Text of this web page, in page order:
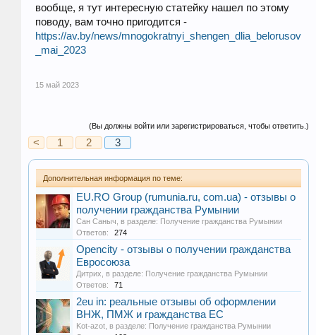
вообще, я тут интересную статейку нашел по этому
поводу, вам точно пригодится -
https://av.by/news/mnogokratnyi_shengen_dlia_belorusov
_mai_2023
15 май 2023
(Вы должны войти или зарегистрироваться, чтобы ответить.)
< 1 2 3
Дополнительная информация по теме:
EU.RO Group (rumunia.ru, com.ua) - отзывы о
получении гражданства Румынии
Сан Саныч , в разделе: Получение гражданства Румынии
Ответов:
274
Opencity - отзывы о получении гражданства
Евросоюза
Дитрих , в разделе: Получение гражданства Румынии
Ответов:
71
2eu in: реальные отзывы об оформлении
ВНЖ, ПМЖ и гражданства ЕС
Kot-azot , в разделе: Получение гражданства Румынии